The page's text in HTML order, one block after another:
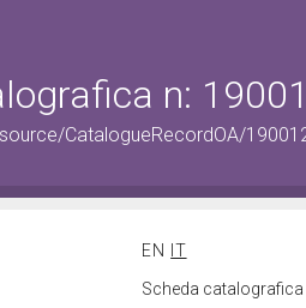
n:
CatalogueRecordOA/
EN
IT
Scheda